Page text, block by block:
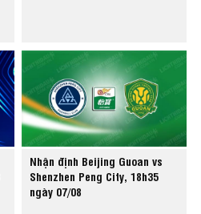
Nhận định Beijing Guoan vs
Shenzhen Peng City, 18h35
ngày 07/08